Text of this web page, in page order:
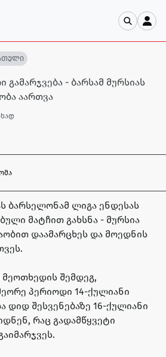
გამარჯვება - ბარსამ მურსიას
აართვა
ბარსელონამ ლიგა ენდესას
მატჩით გახსნა - მურსია
დაამარცხეს და მოედნის
შემდეგ,
პერიოდი 14-ქულიანი
დიდ შესვენებაზე 16-ქულიანი
რაც გადამწყვეტი